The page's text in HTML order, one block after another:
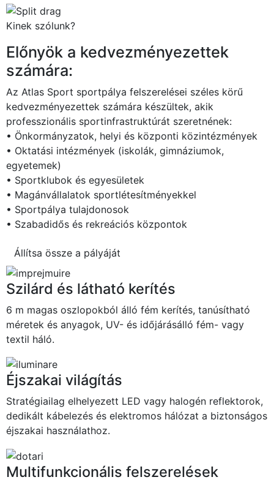
Kinek szólunk?
Előnyök a kedvezményezettek
számára:
Az Atlas Sport sportpálya felszerelései széles körű
kedvezményezettek számára készültek, akik
professzionális sportinfrastruktúrát szeretnének:
• Önkormányzatok, helyi és központi közintézmények
• Oktatási intézmények (iskolák, gimnáziumok,
egyetemek)
• Sportklubok és egyesületek
• Magánvállalatok sportlétesítményekkel
• Sportpálya tulajdonosok
• Szabadidős és rekreációs központok
Állítsa össze a pályáját
Szilárd és látható kerítés
6 m magas oszlopokból álló fém kerítés, tanúsítható
méretek és anyagok, UV- és időjárásálló fém- vagy
textil háló.
Éjszakai világítás
Stratégiailag elhelyezett LED vagy halogén reflektorok,
dedikált kábelezés és elektromos hálózat a biztonságos
éjszakai használathoz.
Multifunkcionális felszerelések